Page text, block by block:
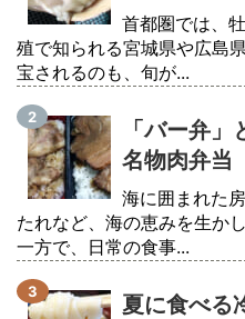
首都圏では、
殖で知られる宮城県や広島
宝されるのも、旬が...
「バー弁
名物肉弁当
海に囲まれた
たれなど、海の恵みを生か
一方で、日常の食事...
夏に食べ